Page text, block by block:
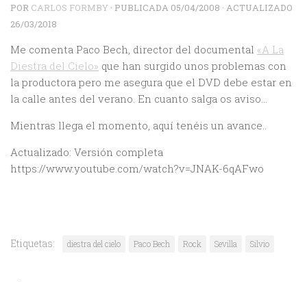
POR CARLOS FORMBY · PUBLICADA 05/04/2008 · ACTUALIZADO
26/03/2018
Me comenta Paco Bech, director del documental «A La
Diestra del Cielo» que han surgido unos problemas con
la productora pero me asegura que el DVD debe estar en
la calle antes del verano. En cuanto salga os aviso…
Mientras llega el momento, aquí tenéis un avance..
Actualizado: Versión completa
https://www.youtube.com/watch?v=JNAK-6qAFwo
Etiquetas: diestra del cielo Paco Bech Rock Sevilla Silvio